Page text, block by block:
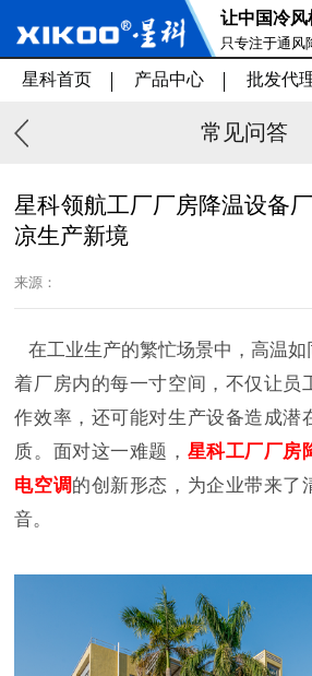
让中国冷
只专注于通风
务
星科首页 产品中心 批发代
常见问答
星科领航工厂厂房降温设备
凉生产新境
来源：
在工业生产的繁忙场景中，高温
着厂房内的每一寸空间，不仅让员
作效率，还可能对生产设备造成潜
质。面对这一难题， 星科工厂厂房
电空调的创新形态，为企业带来了
音。